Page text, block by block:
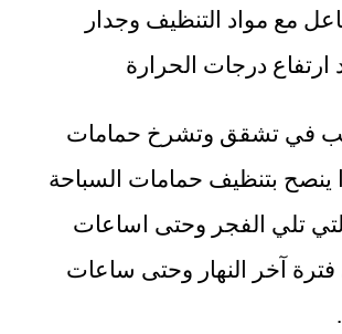
مع مواد التنظيف وجدار
ارتفاع درجات الحرارة
في تشقق وتشرخ حمامات
ينصح بتنظيف حمامات السباحة
تلي الفجر وحتى اساعات
فترة آخر النهار وحتى ساعات